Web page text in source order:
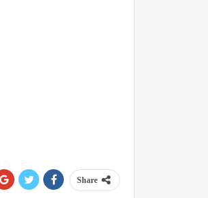
Share